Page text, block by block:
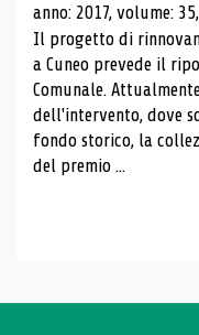
anno: 2017, volume:
Il progetto di
a Cuneo prevede il
Comunale.
dell'intervento, dove
fondo storico, la
del premio ...